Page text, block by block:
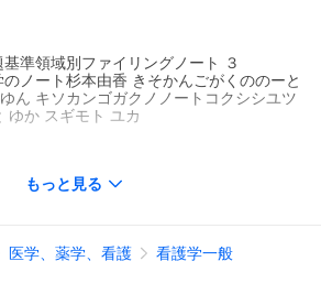
準領域別ファイリングノート ３
ノート杉本由香 きそかんごがくののーと
ん キソカンゴガクノノートコクシシユツ
ゆか スギモト ユカ
域別出題項目を見出しにした「ベースに
学のポイントがわかるイラストがふんだ
もっと見る
医学、薬学、看護
看護学一般